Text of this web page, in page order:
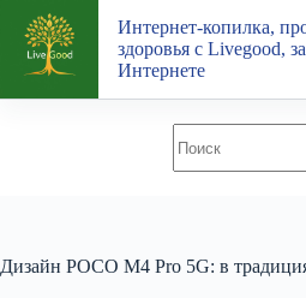
Перейти
сути
Интернет-копилка,
здоровья с Livegood,
Интернете
Дизайн POCO M4 Pro 5G: в